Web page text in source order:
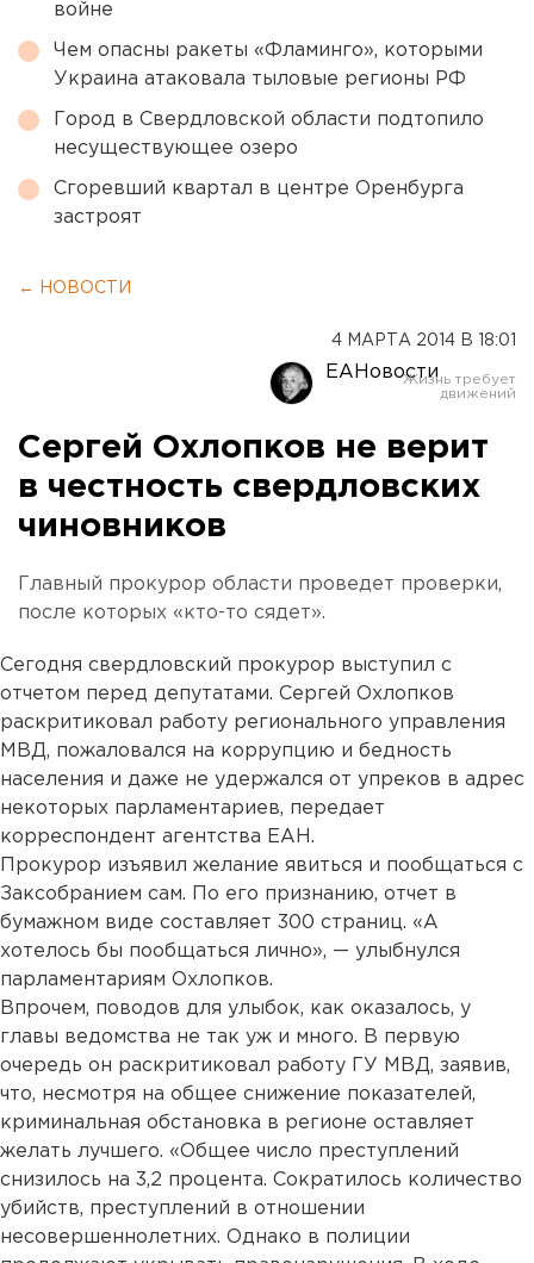
войне
Чем опасны ракеты «Фламинго», которыми
Украина атаковала тыловые регионы РФ
Город в Свердловской области подтопило
несуществующее озеро
Сгоревший квартал в центре Оренбурга
застроят
← НОВОСТИ
4 МАРТА 2014 В 18:01
ЕАНовости
Сергей Охлопков не верит
в честность свердловских
чиновников
Главный прокурор области проведет проверки,
после которых «кто-то сядет».
Сегодня свердловский прокурор выступил с
отчетом перед депутатами. Сергей Охлопков
раскритиковал работу регионального управления
МВД, пожаловался на коррупцию и бедность
населения и даже не удержался от упреков в адрес
некоторых парламентариев, передает
корреспондент агентства ЕАН.
Прокурор изъявил желание явиться и пообщаться с
Заксобранием сам. По его признанию, отчет в
бумажном виде составляет 300 страниц. «А
хотелось бы пообщаться лично», — улыбнулся
парламентариям Охлопков.
Впрочем, поводов для улыбок, как оказалось, у
главы ведомства не так уж и много. В первую
очередь он раскритиковал работу ГУ МВД, заявив,
что, несмотря на общее снижение показателей,
криминальная обстановка в регионе оставляет
желать лучшего. «Общее число преступлений
снизилось на 3,2 процента. Сократилось количество
убийств, преступлений в отношении
несовершеннолетних. Однако в полиции